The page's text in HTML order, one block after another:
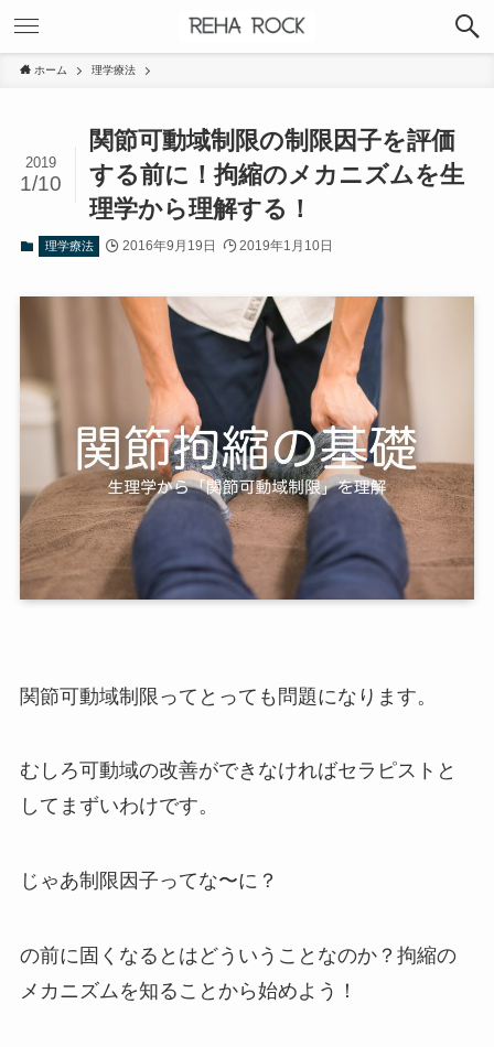
ホーム 理学療法
関節可動域制限の制限因子を評価
する前に！拘縮のメカニズムを生
理学から理解する！
2019
1/10
理学療法 2016年9月19日 2019年1月10日
関節可動域制限ってとっても問題になります。
むしろ可動域の改善ができなければセラピストと
してまずいわけです。
じゃあ制限因子ってな〜に？
の前に固くなるとはどういうことなのか？拘縮の
メカニズムを知ることから始めよう！